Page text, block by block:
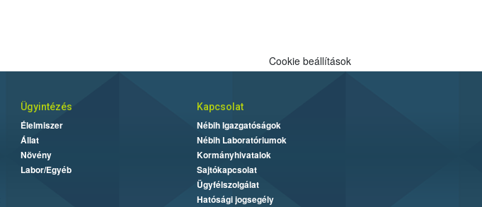
Cookie beállítások
Ügyintézés
Élelmiszer
Állat
Növény
Labor/Egyéb
Kapcsolat
Nébih Igazgatóságok
Nébih Laboratóriumok
Kormányhivatalok
Sajtókapcsolat
Ügyfélszolgálat
Hatósági jogsegély